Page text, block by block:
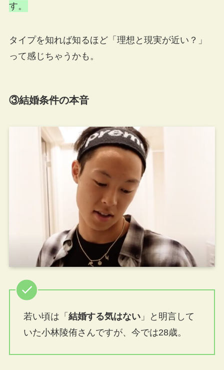
す。
タイプを知れば知るほど「理想と現実が近い？」
って感じちゃうかも。
③結婚条件の本音
若い頃は「 結婚する気はない」と明言して
いた小林陵侑さんですが、今では28歳。